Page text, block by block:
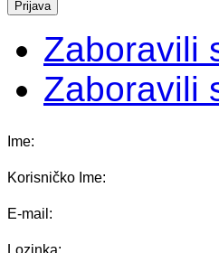
Zaboravili
Zaboravili
Ime:
Korisničko Ime:
E-mail:
Lozinka: